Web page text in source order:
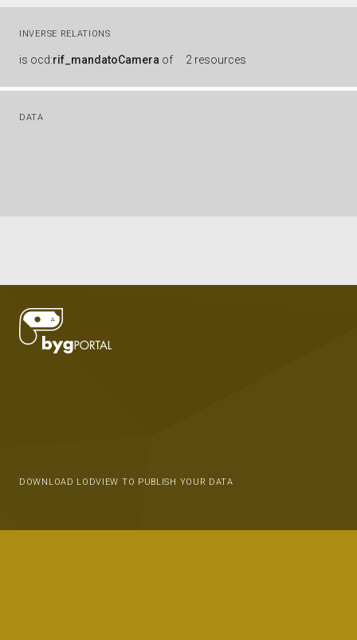
INVERSE RELATIONS
is ocd:rif_mandatoCamera of 2 resources
DATA
DOWNLOAD LODVIEW TO PUBLISH YOUR DATA